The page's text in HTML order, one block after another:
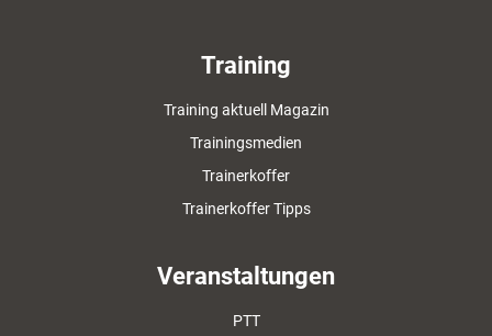
Training
Training aktuell Magazin
Trainingsmedien
Trainerkoffer
Trainerkoffer Tipps
Veranstaltungen
PTT